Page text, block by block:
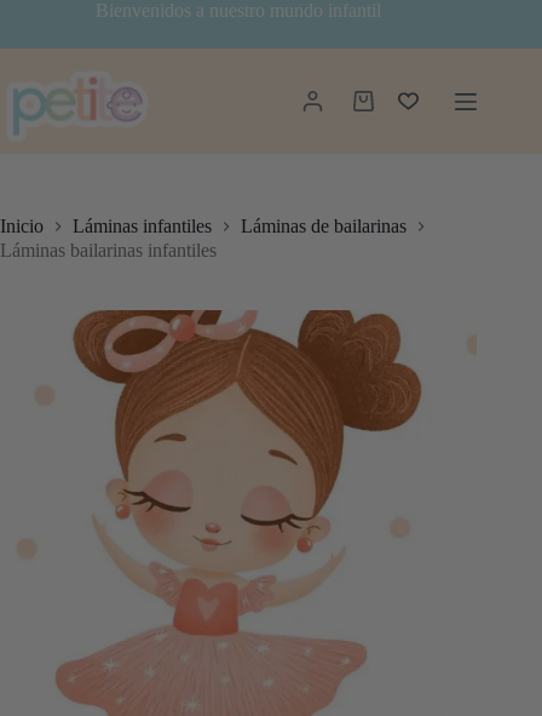
contenido
Bienvenidos a nuestro mundo infantil
Carro
Inicio Láminas infantiles
Láminas de bailarinas
Láminas bailarinas infantiles